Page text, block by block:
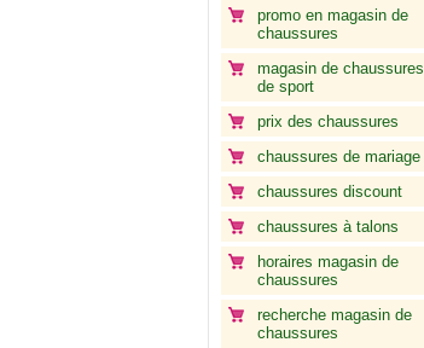
promo en magasin de
chaussures
magasin de chaussures
de sport
prix des chaussures
chaussures de mariage
chaussures discount
chaussures à talons
horaires magasin de
chaussures
recherche magasin de
chaussures